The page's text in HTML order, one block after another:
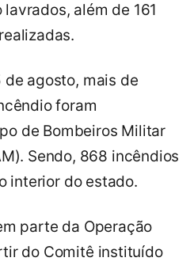
além de 161
de agosto, mais de
foram
de Bombeiros Militar
Sendo, 868 incêndios
interior do estado.
parte da Operação
do Comitê instituído